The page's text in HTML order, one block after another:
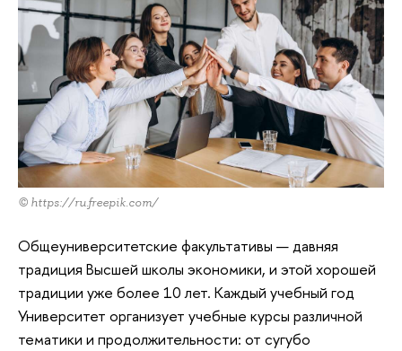
© https://ru.freepik.com/
Общеуниверситетские факультативы — давняя
традиция Высшей школы экономики, и этой хорошей
традиции уже более 10 лет. Каждый учебный год
Университет организует учебные курсы различной
тематики и продолжительности: от сугубо